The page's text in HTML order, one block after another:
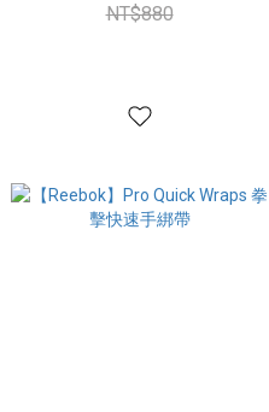
NT$880